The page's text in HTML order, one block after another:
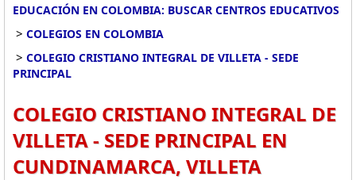
EDUCACIÓN EN COLOMBIA: BUSCAR CENTROS EDUCATIVOS
> COLEGIOS EN COLOMBIA
> COLEGIO CRISTIANO INTEGRAL DE VILLETA - SEDE
PRINCIPAL
COLEGIO CRISTIANO INTEGRAL DE
VILLETA - SEDE PRINCIPAL EN
CUNDINAMARCA, VILLETA